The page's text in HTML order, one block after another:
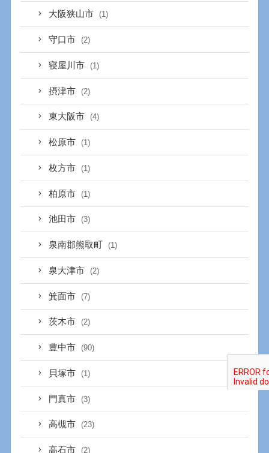
大阪狭山市 (1)
守口市 (2)
寝屋川市 (1)
摂津市 (2)
東大阪市 (4)
松原市 (1)
枚方市 (1)
柏原市 (1)
池田市 (3)
泉南郡熊取町 (1)
泉大津市 (2)
箕面市 (7)
茨木市 (2)
豊中市 (90)
貝塚市 (1)
門真市 (3)
高槻市 (23)
高石市 (2)